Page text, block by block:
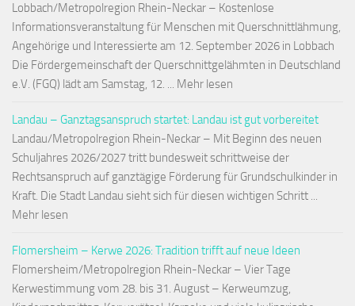
Lobbach/Metropolregion Rhein-Neckar – Kostenlose
Informationsveranstaltung für Menschen mit Querschnittlähmung,
Angehörige und Interessierte am 12. September 2026 in Lobbach
Die Fördergemeinschaft der Querschnittgelähmten in Deutschland
e.V. (FGQ) lädt am Samstag, 12. ... Mehr lesen
Landau – Ganztagsanspruch startet: Landau ist gut vorbereitet
Landau/Metropolregion Rhein-Neckar – Mit Beginn des neuen
Schuljahres 2026/2027 tritt bundesweit schrittweise der
Rechtsanspruch auf ganztägige Förderung für Grundschulkinder in
Kraft. Die Stadt Landau sieht sich für diesen wichtigen Schritt ...
Mehr lesen
Flomersheim – Kerwe 2026: Tradition trifft auf neue Ideen
Flomersheim/Metropolregion Rhein-Neckar – Vier Tage
Kerwestimmung vom 28. bis 31. August – Kerweumzug,